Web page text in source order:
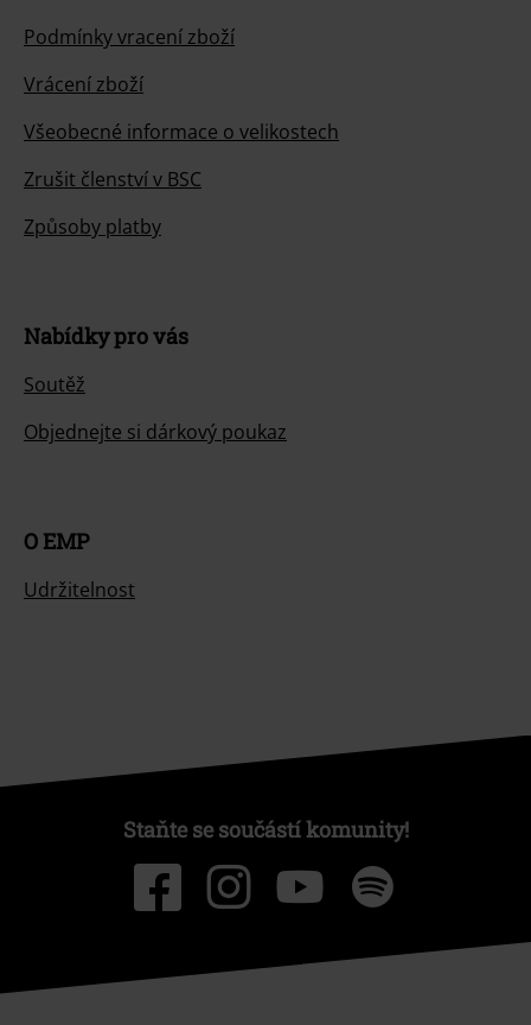
Podmínky vracení zboží
Vrácení zboží
Všeobecné informace o velikostech
Zrušit členství v BSC
Způsoby platby
Nabídky pro vás
Soutěž
Objednejte si dárkový poukaz
O EMP
Udržitelnost
Staňte se součástí komunity!